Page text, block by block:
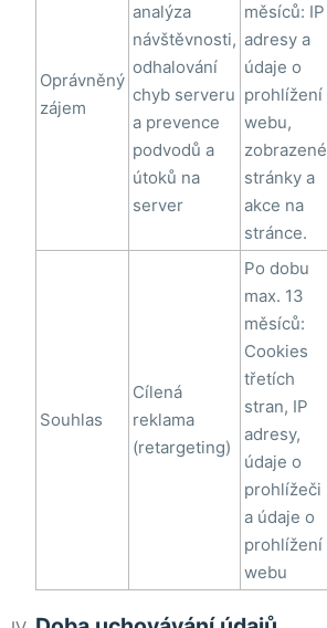
Oprávněný
zájem
analýza
návštěvnosti,
odhalování
chyb serveru
a prevence
podvodů a
útoků na
server
měsíců: IP
adresy a
údaje o
prohlížení
webu,
zobrazené
stránky a
akce na
stránce.
Souhlas
Cílená
reklama
(retargeting)
Po dobu
max. 13
měsíců:
Cookies
třetích
stran, IP
adresy,
údaje o
prohlížeči
a údaje o
prohlížení
webu